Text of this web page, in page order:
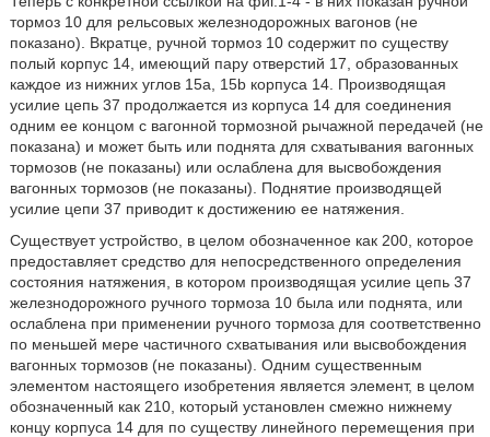
тормоз 10 для рельсовых железнодорожных вагонов (не
показано). Вкратце, ручной тормоз 10 содержит по существу
полый корпус 14, имеющий пару отверстий 17, образованных
каждое из нижних углов 15а, 15b корпуса 14. Производящая
усилие цепь 37 продолжается из корпуса 14 для соединения
одним ее концом с вагонной тормозной рычажной передачей (не
показана) и может быть или поднята для схватывания вагонных
тормозов (не показаны) или ослаблена для высвобождения
вагонных тормозов (не показаны). Поднятие производящей
усилие цепи 37 приводит к достижению ее натяжения.
Существует устройство, в целом обозначенное как 200, которое
предоставляет средство для непосредственного определения
состояния натяжения, в котором производящая усилие цепь 37
железнодорожного ручного тормоза 10 была или поднята, или
ослаблена при применении ручного тормоза для соответственно
по меньшей мере частичного схватывания или высвобождения
вагонных тормозов (не показаны). Одним существенным
элементом настоящего изобретения является элемент, в целом
обозначенный как 210, который установлен смежно нижнему
концу корпуса 14 для по существу линейного перемещения при